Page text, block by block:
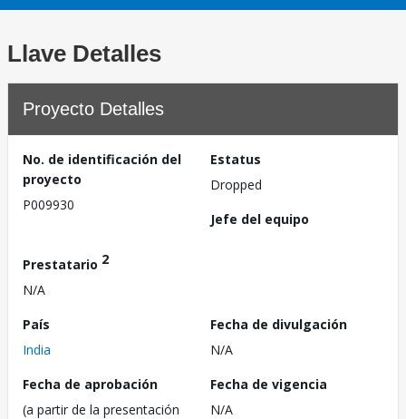
Llave Detalles
Proyecto Detalles
No. de identificación del
proyecto
P009930
Estatus
Dropped
Jefe del equipo
Prestatario 2
N/A
País
India
Fecha de divulgación
N/A
Fecha de aprobación
(a partir de la presentación
Fecha de vigencia
N/A